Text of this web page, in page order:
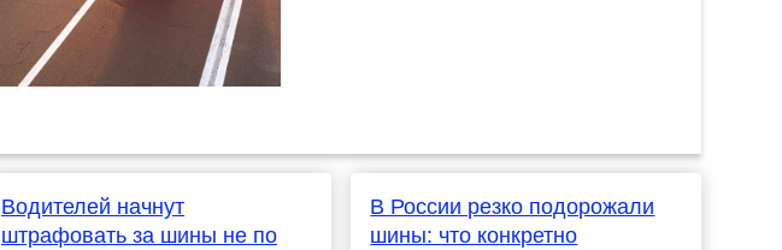
Водителей начнут
штрафовать за шины не по
В России резко подорожали
шины: что конкретно